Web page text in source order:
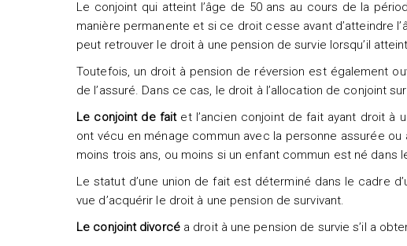
Le conjoint qui atteint l’âge de 50 ans au cours de la
manière permanente et si ce droit cesse avant d’atteindre
peut retrouver le droit à une pension de survie lorsqu’il
Toutefois, un droit à pension de réversion est également
de l’assuré. Dans ce cas, le droit à l’allocation de conjoint
Le conjoint de faitet l’ancien conjoint de fait ayant droit à
ont vécu en ménage commun avec la personne assurée
moins trois ans, ou moins si un enfant commun est né dans
Le statut d’une union de fait est déterminé dans le cadre
vue d’acquérir le droit à une pension de survivant.
Le conjoint divorcé a droit à une pension de survie s’il a